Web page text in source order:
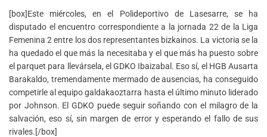
[box]Este miércoles, en el Polideportivo de Lasesarre, se ha
disputado el encuentro correspondiente a la jornada 22 de la Liga
Femenina 2 entre los dos representantes bizkainos. La victoria se la
ha quedado el que más la necesitaba y el que más ha puesto sobre
el parquet para llevársela, el GDKO Ibaizabal. Eso sí, el HGB Ausarta
Barakaldo, tremendamente mermado de ausencias, ha conseguido
competirle al equipo galdakaoztarra hasta el último minuto liderado
por Johnson. El GDKO puede seguir soñando con el milagro de la
salvación, eso sí, sin margen de error y esperando el fallo de sus
rivales.[/box]